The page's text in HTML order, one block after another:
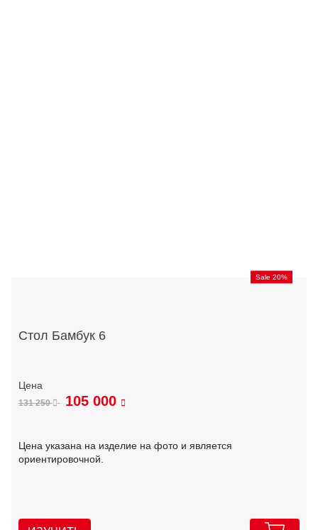
Sale 20%
Стол Бамбук 6
131 250 105 000
Цена указана на изделие на фото и является
ориентировочной.